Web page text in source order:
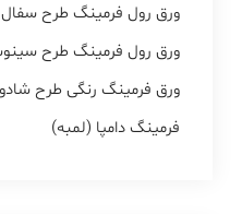
ورق رول فرمینگ طرح سفال
ورق رول فرمینگ طرح
ورق فرمینگ رنگی طرح
فرمینگ دامپا (لمبه)